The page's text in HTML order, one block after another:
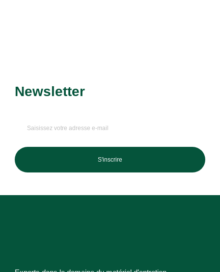
Newsletter
S'inscrire